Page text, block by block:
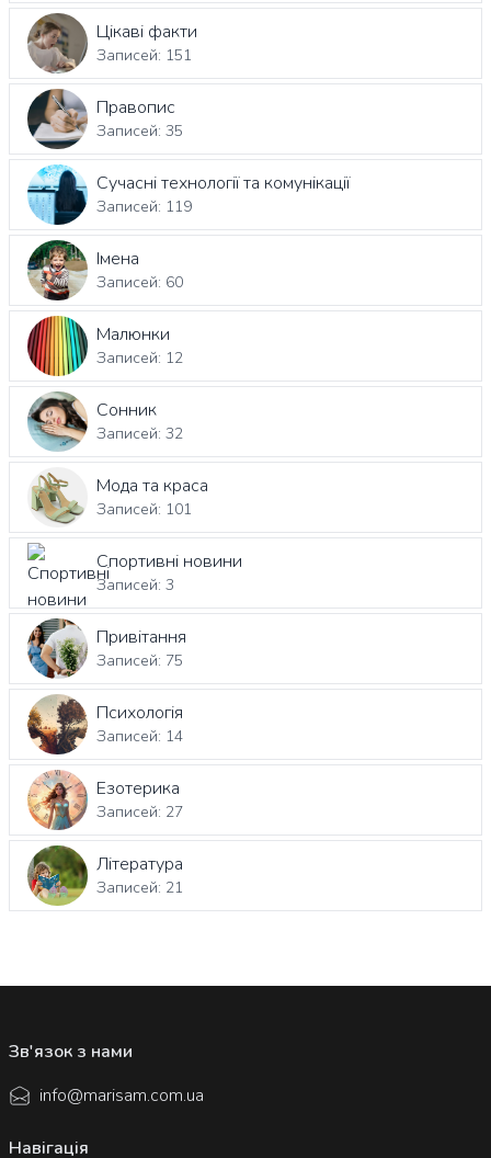
Цікаві факти
Записей: 151
Правопис
Записей: 35
Сучасні технології та комунікації
Записей: 119
Імена
Записей: 60
Малюнки
Записей: 12
Сонник
Записей: 32
Мода та краса
Записей: 101
Спортивні новини
Записей: 3
Привітання
Записей: 75
Психологія
Записей: 14
Езотерика
Записей: 27
Література
Записей: 21
Навігація
Зв'язок з нами
info@marisam.com.ua